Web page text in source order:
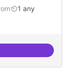
1 any
entre